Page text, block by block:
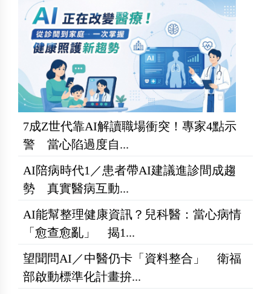
7成Z世代靠AI解讀職場衝突！專家4點示
警 當心陷過度自...
AI陪病時代1／患者帶AI建議進診間成趨
勢 真實醫病互動...
AI能幫整理健康資訊？兒科醫：當心病情
「愈查愈亂」 揭1...
望聞問AI／中醫仍卡「資料整合」 衛福
部啟動標準化計畫拚...